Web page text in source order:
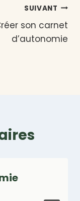
SUIVANT
son carnet
d’autonomie